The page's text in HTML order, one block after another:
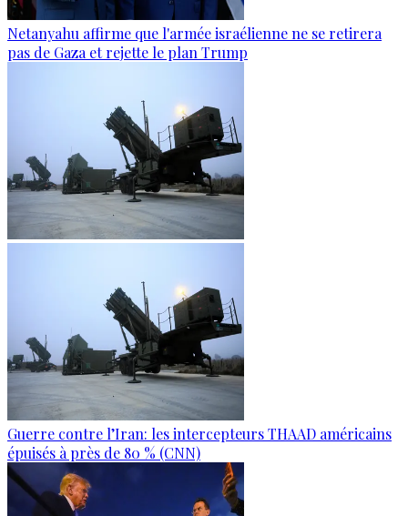
Netanyahu affirme que l'armée israélienne ne se retirera
pas de Gaza et rejette le plan Trump
Guerre contre l’Iran: les intercepteurs THAAD américains
épuisés à près de 80 % (CNN)